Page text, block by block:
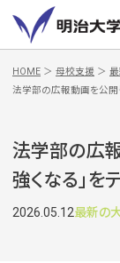
HOME ＞ 母校支援 ＞
法学部の広報動画を公開
法学部の広報
強くなる」
2026.05.12最新の